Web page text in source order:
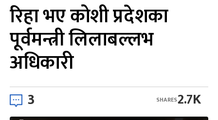
रिहा भए कोशी प्रदेशका
पूर्वमन्त्री लिलाबल्लभ
अधिकारी
3 2.7K
SHARES